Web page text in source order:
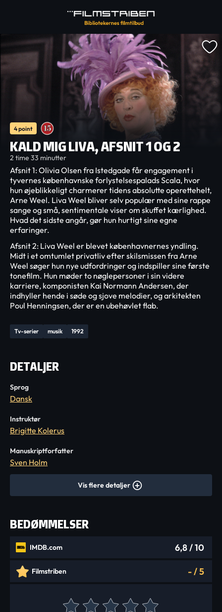
4 point
KALD MIG LIVA, AFSNIT 1 OG 2
2 time 33 minutter
Tv-serier musik 1992
Afsnit 1: Olivia Olsen fra Istedgade får engagement i
tyvernes københavnske forlystelsespalads Scala, hvor
hun øjeblikkeligt charmerer tidens absolutte operettehelt,
Arne Weel. Liva Weel bliver selv populær med sine rappe
sange og små, sentimentale viser om skuffet kærlighed.
Hvad det sidste angår, gør hun hurtigt sine egne
erfaringer.
Afsnit 2: Liva Weel er blevet københavnernes yndling.
Midt i et omtumlet privatliv efter skilsmissen fra Arne
Weel søger hun nye udfordringer og indspiller sine første
tonefilm. Hun møder to nøglepersoner i sin videre
karriere, komponisten Kai Normann Andersen, der
indhyller hende i søde og sjove melodier, og arkitekten
Poul Henningsen, der er en ubehøvlet flab.
DETALJER
Sprog
Dansk
Instruktør
Brigitte Kolerus
Manuskriptforfatter
Sven Holm
Vis flere detaljer
BEDØMMELSER
IMDB.com 6,8/ 10
Filmstriben -/5